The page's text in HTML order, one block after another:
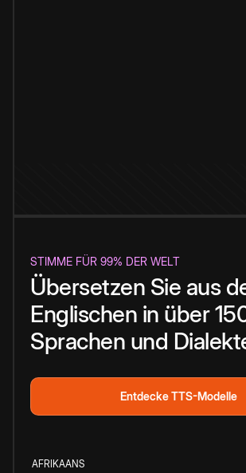
STIMME FÜR 99% DER WELT
Übersetzen Sie aus
Englischen in über
Sprachen und
Entdecke TTS-Modelle
AFRIKAANS